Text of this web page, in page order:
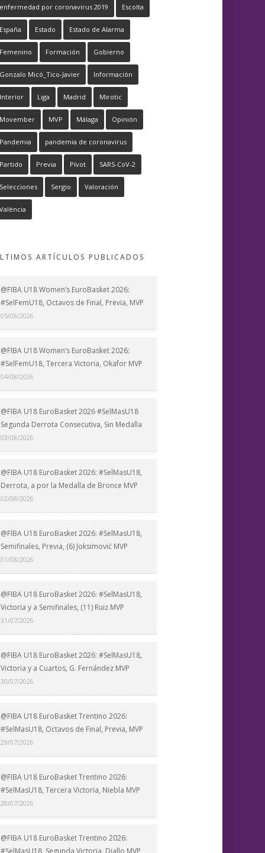
enfermedad por coronavirus 2019 Escolta
España Estado Estado de Alarma
Femenino Formación Gobierno
Gonzalo Micó_Tico-Javier Información
Interior Liga Madrid Mirotic
Movember MVP Málaga Opinión
Pandemia pandemia de coronavirus
Partido Previa Pívot SARS-CoV-2
Selecciones Sergio Valoración
València
ARTÍCULOS PUBLICADOS
@FIBA U18 Women’s EuroBasket 2026:
#SelFemU18, Octavos de Final, Previa, MVP
05/08/2026
@FIBA U18 Women’s EuroBasket 2026:
#SelFemU18, Tercera Victoria, Okafor MVP
04/08/2026
@FIBA U18 EuroBasket 2026 #SelMasU18
Segunda Derrota Consecutiva, Sin Medalla
03/08/2026
@FIBA U18 EuroBasket 2026: #SelMasU18,
Derrota, a por la Medalla de Bronce MVP
02/08/2026
@FIBA U18 EuroBasket 2026: #SelMasU18,
Semifinales, Previa, (6) Joksimović MVP
01/08/2026
@FIBA U18 EuroBasket 2026: #SelMasU18,
Victoria y a Semifinales, (11) Ruiz MVP
31/07/2026
@FIBA U18 EuroBasket 2026: #SelMasU18,
Victoria y a Cuartos, G. Fernández MVP
30/07/2026
@FIBA U18 EuroBasket Trentino 2026:
#SelMasU18, Octavos de Final, Previa, MVP
29/07/2026
@FIBA U18 EuroBasket Trentino 2026:
#SelMasU18, Tercera Victoria, Niebla MVP
28/07/2026
@FIBA U18 EuroBasket Trentino 2026:
#SelMasU18, Segunda Victoria, Diallo MVP